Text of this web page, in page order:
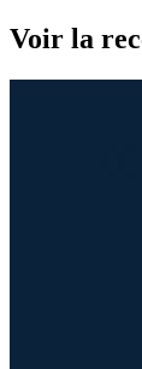
Voir la